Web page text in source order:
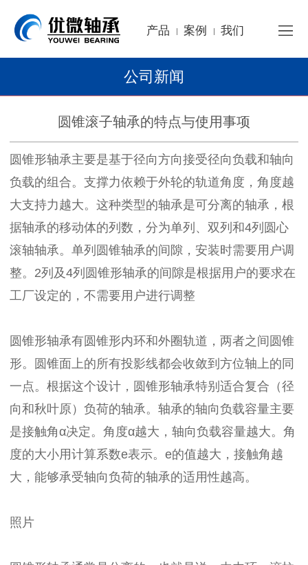
产品 | 案例 | 我们
公司新闻
圆锥滚子轴承的特点与使用事项
圆锥形轴承主要是基于径向方向接受径向负载和轴向
负载的组合。支撑力依赖于外轮的轨道角度，角度越
大支持力越大。这种类型的轴承是可分离的轴承，根
据轴承的移动体的列数，分为单列、双列和4列圆心
滚轴轴承。单列圆锥轴承的间隙，安装时需要用户调
整。2列及4列圆锥形轴承的间隙是根据用户的要求在
工厂设定的，不需要用户进行调整
圆锥形轴承有圆锥形内环和外圈轨道，两者之间圆锥
形。圆锥面上的所有投影线都会收敛到方位轴上的同
一点。根据这个设计，圆锥形轴承特别适合复合（径
向和秋叶原）负荷的轴承。轴承的轴向负载容量主要
是接触角α决定。角度α越大，轴向负载容量越大。角
度的大小用计算系数e表示。e的值越大，接触角越
大，能够承受轴向负荷的轴承的适用性越高。
照片